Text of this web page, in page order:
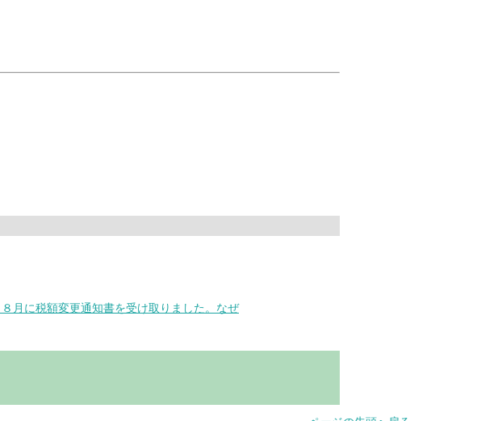
月に税額変更通知書を受け取りました。なぜ